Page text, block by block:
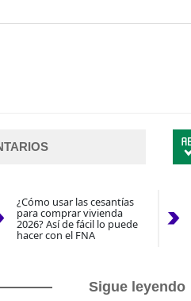
¿Cómo usar las cesantías
para comprar vivienda
2026? Así de fácil lo puede
hacer con el FNA
Sigue leyendo